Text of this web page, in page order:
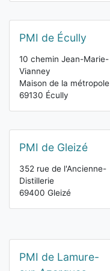
PMI de Écully
10 chemin Jean-Marie-
Vianney
Maison de la métropole
69130 Écully
PMI de Gleizé
352 rue de l'Ancienne-
Distillerie
69400 Gleizé
PMI de Lamure-